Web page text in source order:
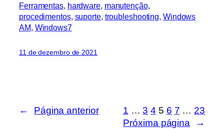
Ferramentas, hardware, manutenção
procedimentos, suporte, troubleshooting, Windows
AM, Windows7
11 de dezembro de 2021
← Página anterior 1 … 3 4 5 6 7 … 23
Próxima página
→